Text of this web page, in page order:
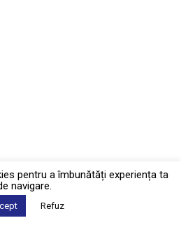
pentru a îmbunătăți experiența ta
navigare.
Refuz